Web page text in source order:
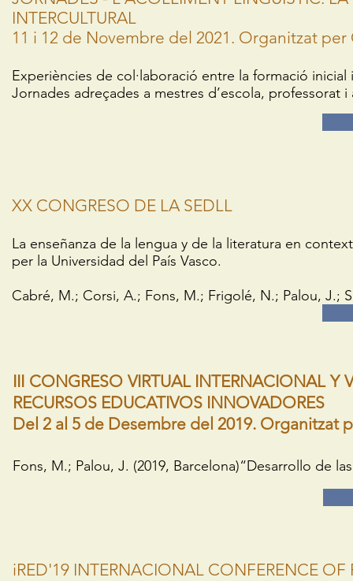
INTERCULTURAL
11 i 12 de Novembre del 2021. Organitzat per
Experiències de col·laboració entre la formació inicial
Jornades adreçades a mestres d’escola, professorat
XX CONGRESO DE LA SEDLL
La enseñanza de la lengua y de la literatura en
per la Universidad del País Vasco.
Cabré, M.; Corsi, A.; Fons, M.; Frigolé, N.; Palou, J.;
III CONGRESO VIRTUAL INTERNACIONAL Y
RECURSOS EDUCATIVOS INNOVADORES
Del 2 al 5 de Desembre del 2019. Organitzat
Fons, M.; Palou, J. (2019, Barcelona)“Desarrollo de
iRED'19 INTERNACIONAL CONFERENCE